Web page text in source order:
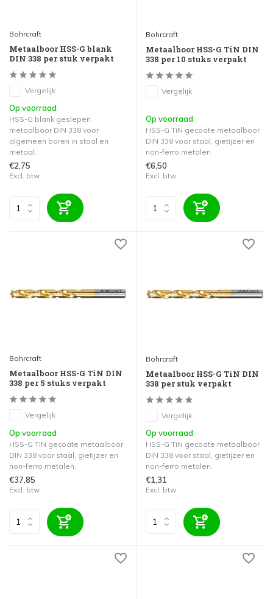
Bohrcraft
Metaalboor HSS-G blank
DIN 338 per stuk verpakt
Vergelijk
Op voorraad
HSS-G blank geslepen
metaalboor DIN 338 voor
algemeen boren in staal en
metaal.
€2,75
Excl. btw
Bohrcraft
Metaalboor HSS-G TiN DIN
338 per 10 stuks verpakt
Vergelijk
Op voorraad
HSS-G TiN gecoate metaalboor
DIN 338 voor staal, gietijzer en
non-ferro metalen.
€6,50
Excl. btw
Bohrcraft
Metaalboor HSS-G TiN DIN
338 per 5 stuks verpakt
Vergelijk
Op voorraad
HSS-G TiN gecoate metaalboor
DIN 338 voor staal, gietijzer en
non-ferro metalen.
€37,85
Excl. btw
Bohrcraft
Metaalboor HSS-G TiN DIN
338 per stuk verpakt
Vergelijk
Op voorraad
HSS-G TiN gecoate metaalboor
DIN 338 voor staal, gietijzer en
non-ferro metalen.
€1,31
Excl. btw